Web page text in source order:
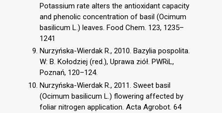
Potassium rate alters the antioxidant capacity
and phenolic concentration of basil (Ocimum
basilicum L.) leaves. Food Chem. 123, 1235–
1241
Nurzyńska-Wierdak R., 2010. Bazylia pospolita.
W: B. Kołodziej (red.), Uprawa ziół. PWRiL,
Poznań, 120–124.
Nurzyńska-Wierdak R., 2011. Sweet basil
(Ocimum basilicum L.) flowering affected by
foliar nitrogen application. Acta Agrobot. 64